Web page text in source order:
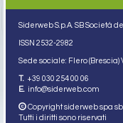
Siderweb S.p.A. SB Società
ISSN 2532-2982
Sede sociale: Flero (Brescia)
T. +39 030 254 00 06
E. info@siderweb.com
Copyright siderweb spa sb
Tutti i diritti sono riservati